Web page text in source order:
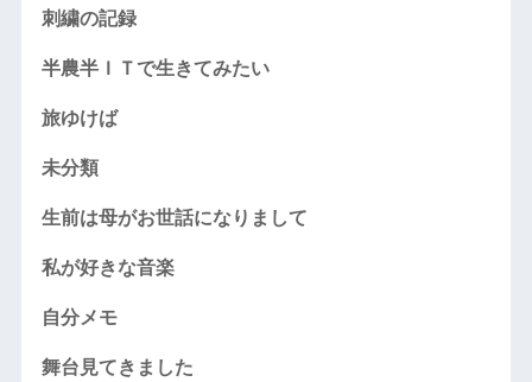
刺繍の記録
半農半ＩＴで生きてみたい
旅ゆけば
未分類
生前は母がお世話になりまして
私が好きな音楽
自分メモ
舞台見てきました